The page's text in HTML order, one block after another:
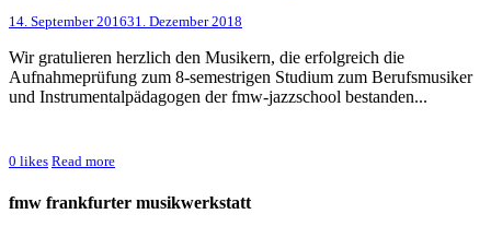
14. September 201631. Dezember 2018
Wir gratulieren herzlich den Musikern, die erfolgreich die
Aufnahmeprüfung zum 8-semestrigen Studium zum Berufsmusiker
und Instrumentalpädagogen der fmw-jazzschool bestanden...
0 likes Read more
fmw frankfurter musikwerkstatt